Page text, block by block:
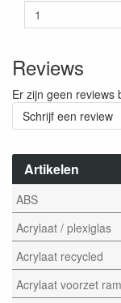
Artikelen
ABS
Acrylaat / plexiglas
Acrylaat recycled
Acrylaat voorzet
Reviews
Er zijn geen reviews
Schrijf een review